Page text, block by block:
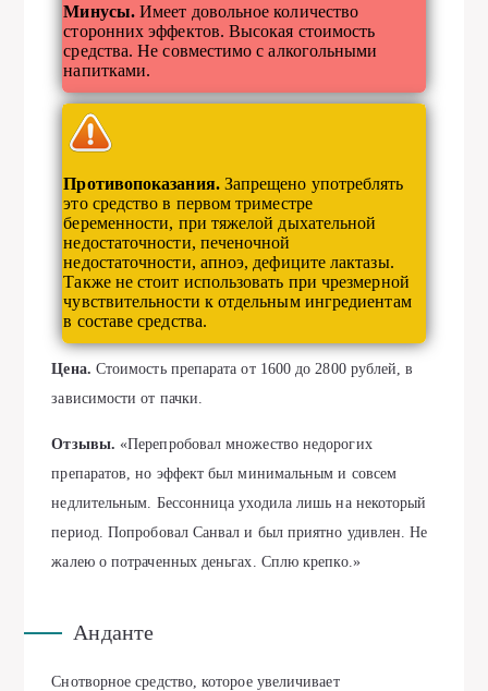
Минусы.Имеет довольное количество
сторонних эффектов. Высокая стоимость
средства. Не совместимо с алкогольными
напитками.
Противопоказания. Запрещено употреблять
это средство в первом триместре
беременности, при тяжелой дыхательной
недостаточности, печеночной
недостаточности, апноэ, дефиците лактазы.
Также не стоит использовать при чрезмерной
чувствительности к отдельным ингредиентам
в составе средства.
Цена. Стоимость препарата от 1600 до 2800 рублей, в
зависимости от пачки.
Отзывы.«Перепробовал множество недорогих
препаратов, но эффект был минимальным и совсем
недлительным. Бессонница уходила лишь на некоторый
период. Попробовал Санвал и был приятно удивлен. Не
жалею о потраченных деньгах. Сплю крепко.»
Анданте
Снотворное средство, которое увеличивает